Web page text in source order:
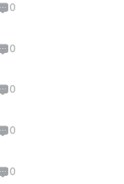
0
0
0
0
0